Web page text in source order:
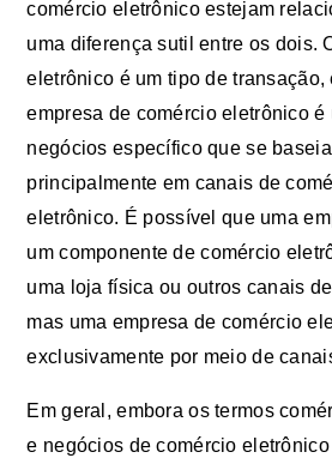
comércio eletrônico estejam
uma diferença sutil entre os dois.
eletrônico é um tipo de transação,
empresa de comércio eletrônico é
negócios específico que se baseia
principalmente em canais de
eletrônico. É possível que uma
um componente de comércio
uma loja física ou outros canais
mas uma empresa de comércio
exclusivamente por meio de
Em geral, embora os termos
e negócios de comércio